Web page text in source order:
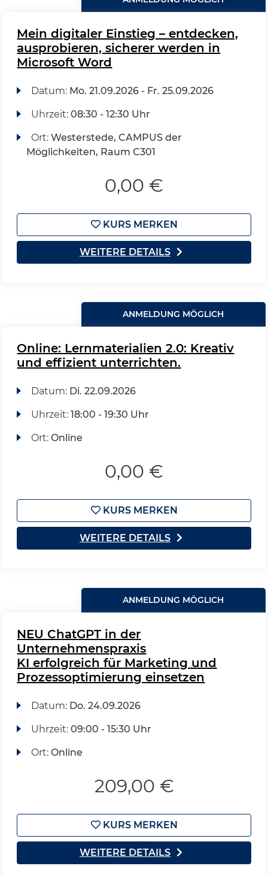
Mein digitaler Einstieg – entdecken,
ausprobieren, sicherer werden in
Microsoft Word
Datum: Mo. 21.09.2026 - Fr. 25.09.2026
Uhrzeit: 08:30 - 12:30 Uhr
Ort: Westerstede, CAMPUS der
Möglichkeiten, Raum C301
0,00 €
KURS MERKEN
WEITERE DETAILS
ANMELDUNG MÖGLICH
Online: Lernmaterialien 2.0: Kreativ
und effizient unterrichten.
Datum: Di. 22.09.2026
Uhrzeit: 18:00 - 19:30 Uhr
Ort: Online
0,00 €
KURS MERKEN
WEITERE DETAILS
ANMELDUNG MÖGLICH
NEU ChatGPT in der
Unternehmenspraxis
KI erfolgreich für Marketing und
Prozessoptimierung einsetzen
Datum: Do. 24.09.2026
Uhrzeit: 09:00 - 15:30 Uhr
Ort: Online
209,00 €
KURS MERKEN
WEITERE DETAILS